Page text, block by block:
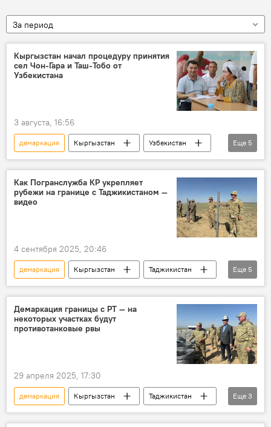
За период
Кыргызстан начал процедуру принятия
сел Чон-Гара и Таш-Тобо от
Узбекистана
3 августа, 16:56
демаркация Кыргызстан
Узбекистан
села
передача
граница
жители
соглашение
Еще 5
Как Погранслужба КР укрепляет
рубежи на границе с Таджикистаном —
видео
4 сентября 2025, 20:46
демаркация Кыргызстан
Таджикистан
граница
кыргызско-таджикская граница
делимитация
Государственная пограничная служба КР
Еще 5
Демаркация границы с РТ — на
некоторых участках будут
противотанковые рвы
29 апреля 2025, 17:30
демаркация Кыргызстан
Таджикистан
граница
Еще 3